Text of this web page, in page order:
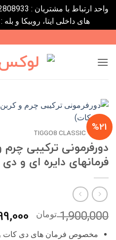
های داخلی ایتا، روبیکا و بله : 09031116395
to
content
%21
TIGGO8 CLASSIC
دورفرمونی ترکیبی
فرمانهای دایره ای و
1,900,000 تومان
اصلی
مخصوص فرمان های دی کات و